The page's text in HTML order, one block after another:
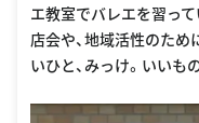
エ教室でバレエを習っ
店会や、地域活性のため
いひと、みっけ。いいもの